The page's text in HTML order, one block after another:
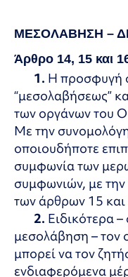
ΜΕΣΟΛΑΒΗΣΗ –
Άρθρο 14, 15 και
1. Η προσφυγή
“μεσολαβήσεως”
των οργάνων του
Με την
οποιουδήποτε
συμφωνία των
συμφωνιών, με την
των άρθρων 15
2. Ειδικότερα
μεσολάβηση – τον
μπορεί να τον
ενδιαφερόμενα